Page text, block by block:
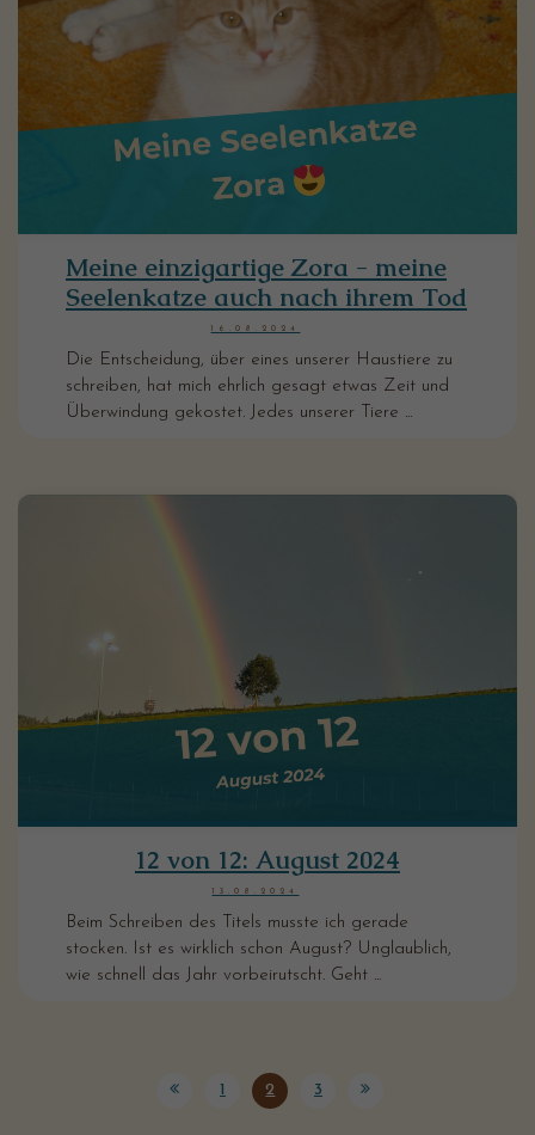
Meine einzigartige Zora - meine
Seelenkatze auch nach ihrem Tod
16.08.2024
Die Entscheidung, über eines unserer Haustiere zu
schreiben, hat mich ehrlich gesagt etwas Zeit und
Überwindung gekostet. Jedes unserer Tiere ...
12 von 12: August 2024
13.08.2024
Beim Schreiben des Titels musste ich gerade
stocken. Ist es wirklich schon August? Unglaublich,
wie schnell das Jahr vorbeirutscht. Geht ...
1 2 3